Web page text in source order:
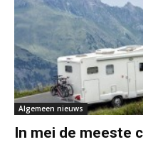
Algemeen nieuws
In mei de meeste